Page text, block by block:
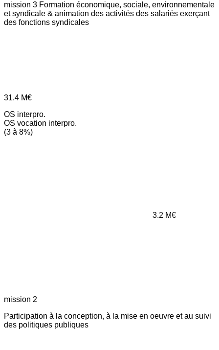
mission 3 Formation économique, sociale, environnementale
et syndicale & animation des activités des salariés exerçant
des fonctions syndicales
31.4 M€
OS interpro.
OS vocation interpro.
(3 à 8%)
3.2 M€
mission 2
Participation à la conception, à la mise en oeuvre et au suivi
des politiques publiques